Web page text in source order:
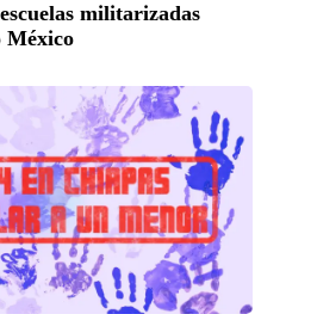
militarizadas
México